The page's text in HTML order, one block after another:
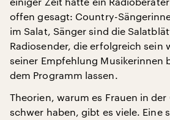
offen gesagt: Country-
im Salat, Sänger sind die
Radiosender, die erfolgreich sein
seiner Empfehlung Musikerinnen
dem Programm lassen.
Theorien, warum es Frauen in
schwer haben, gibt es viele. Eine